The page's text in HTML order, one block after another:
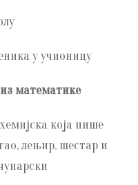
у учионицу
из математике
која пише
лењир, шестар и